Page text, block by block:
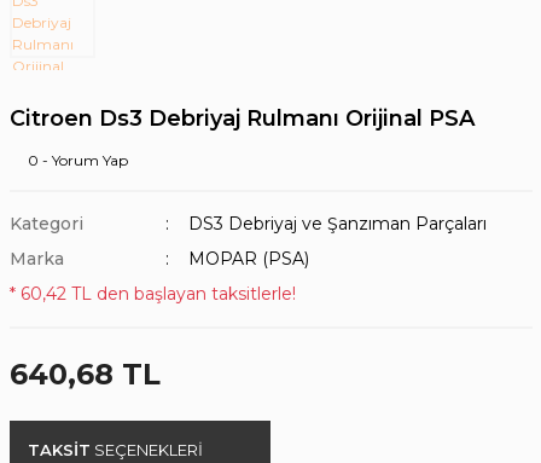
Citroen Ds3 Debriyaj Rulmanı Orijinal PSA
0 - Yorum Yap
Kategori
DS3 Debriyaj ve Şanzıman Parçaları
Marka
MOPAR (PSA)
* 60,42 TL den başlayan taksitlerle!
640,68 TL
TAKSİT SEÇENEKLERİ